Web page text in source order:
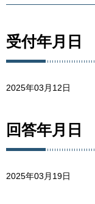
受付年月日
2025年03月12日
回答年月日
2025年03月19日